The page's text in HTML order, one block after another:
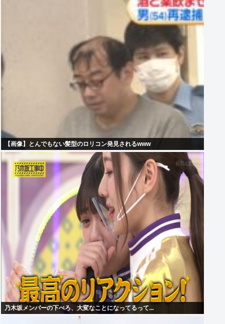
【画像】とんでもない髪型のロリコン発見されるwww
乃木坂メンバーの下ぺろ、大変なことになってるって...